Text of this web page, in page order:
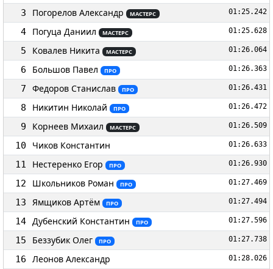
3 Погорелов Александр МАСТЕРС 01:25.242
4 Погуца Даниил МАСТЕРС 01:25.628
5 Ковалев Никита МАСТЕРС 01:26.064
6 Большов Павел ПРО 01:26.363
7 Федоров Станислав ПРО 01:26.431
8 Никитин Николай ПРО 01:26.472
9 Корнеев Михаил МАСТЕРС 01:26.509
10 Чиков Константин 01:26.633
11 Нестеренко Егор ПРО 01:26.930
12 Школьников Роман ПРО 01:27.469
13 Ямщиков Артём ПРО 01:27.494
14 Дубенский Константин ПРО 01:27.596
15 Беззубик Олег ПРО 01:27.738
16 Леонов Александр 01:28.026